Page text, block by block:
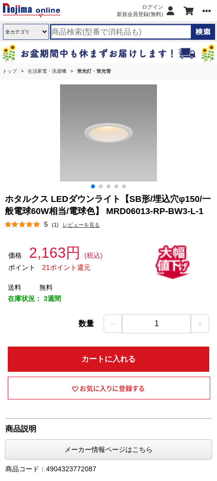
ログイン
新規会員登録(無料)
トップ 生活家電・洗濯機 蛍光灯・蛍光管
ホタルクス LEDダウンライト【SB形/埋込穴φ150/一
般電球60W相当/電球色】 MRD06013-RP-BW3-L-1
5 (1) レビューを見る
価格 2,163円
(税込)
ポイント
21ポイント還元
送料
無料
在庫状況： 3週間
数量 － 1 ＋
カートに入れる
商品説明
メーカー情報ページはこちら
商品コード：4904323772087